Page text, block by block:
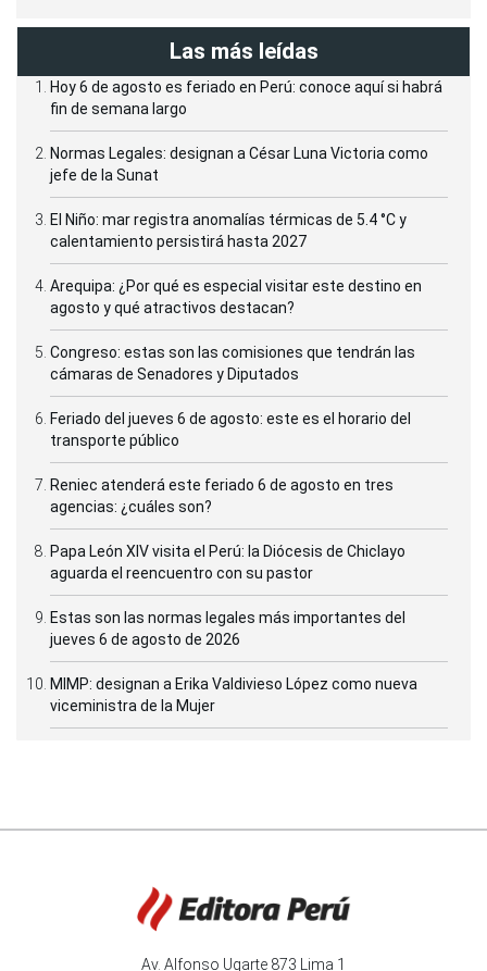
Las más leídas
Hoy 6 de agosto es feriado en Perú: conoce aquí si habrá
fin de semana largo
Normas Legales: designan a César Luna Victoria como
jefe de la Sunat
El Niño: mar registra anomalías térmicas de 5.4 °C y
calentamiento persistirá hasta 2027
Arequipa: ¿Por qué es especial visitar este destino en
agosto y qué atractivos destacan?
Congreso: estas son las comisiones que tendrán las
cámaras de Senadores y Diputados
Feriado del jueves 6 de agosto: este es el horario del
transporte público
Reniec atenderá este feriado 6 de agosto en tres
agencias: ¿cuáles son?
Papa León XIV visita el Perú: la Diócesis de Chiclayo
aguarda el reencuentro con su pastor
Estas son las normas legales más importantes del
jueves 6 de agosto de 2026
MIMP: designan a Erika Valdivieso López como nueva
viceministra de la Mujer
Av. Alfonso Ugarte 873 Lima 1